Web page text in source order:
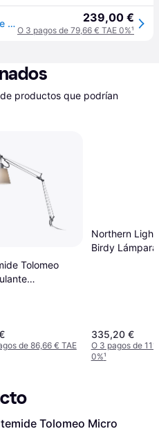
Verstellbare Schreibtischlampe Tolomeo Micro 239,00 €
O 3 pagos de 79,66 € TAE 0%¹
productos que podrían
Tolomeo
de 86,66 € TAE
Northern
Birdy
335,20 €
O 3 pagos de
0%¹
Tolomeo Micro